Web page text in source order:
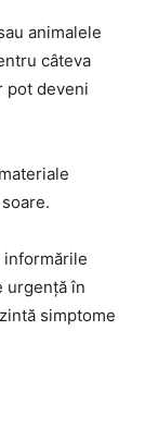
animalele
câteva
pot deveni
informările
urgență în
simptome